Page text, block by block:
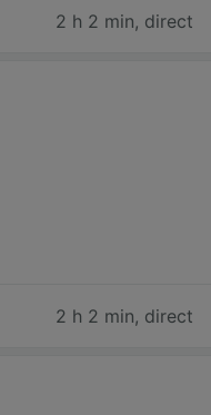
2 h 2 min, direct
2 h 2 min, direct